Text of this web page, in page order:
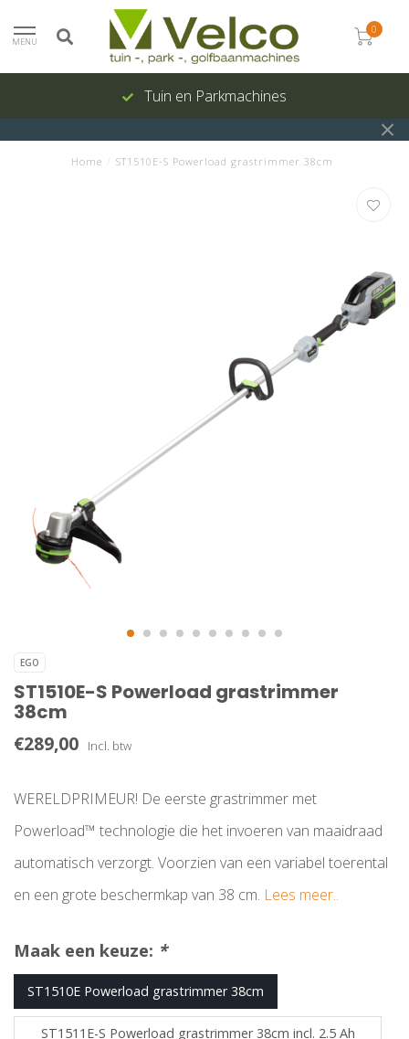
MENU
0
Tuin en Parkmachines
Home ST1510E-S Powerload grastrimmer 38cm
EGO
ST1510E-S Powerload grastrimmer
38cm
€289,00 Incl. btw
WERELDPRIMEUR! De eerste grastrimmer met
Powerload™ technologie die het invoeren van maaidraad
automatisch verzorgt. Voorzien van een variabel toerental
en een grote beschermkap van 38 cm. Lees meer..
Maak een keuze: *
ST1510E Powerload grastrimmer 38cm
ST1511E-S Powerload grastrimmer 38cm incl. 2.5 Ah